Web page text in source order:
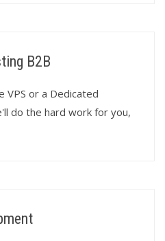
B2B
VPS or a Dedicated
do the hard work for you,